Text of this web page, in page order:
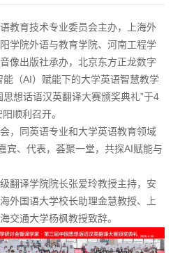
教育技术专业委员会主办，上海外
学院外语与教育学院、河南工程学
像出版社承办，北京东方正龙数字
能（AI）赋能下的大学英语智慧教学
想话语汉英翻译大赛颁奖典礼”于4
顺利召开。
，同英语专业和大学英语教育领域
宾、代表，荟聚一堂，共探AI赋能与
翻译学院院长张爱玲教授主持，安
外国语大学校长助理金慧教授、上
交通大学杨枫教授致辞。